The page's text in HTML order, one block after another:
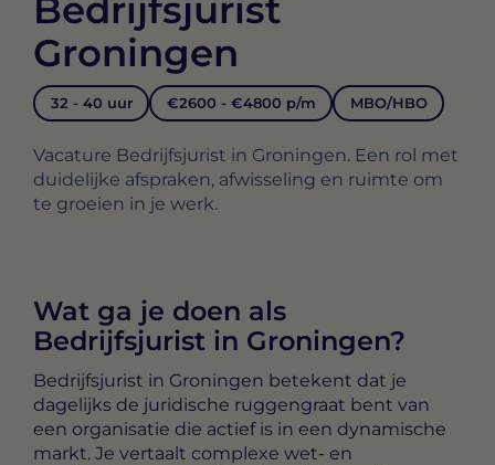
Bedrijfsjurist
Groningen
32 - 40 uur €2600 - €4800 p/m MBO/HBO
Vacature Bedrijfsjurist in Groningen. Een rol met
duidelijke afspraken, afwisseling en ruimte om
te groeien in je werk.
Wat ga je doen als
Bedrijfsjurist in Groningen?
Bedrijfsjurist in Groningen betekent dat je
dagelijks de juridische ruggengraat bent van
een organisatie die actief is in een dynamische
markt. Je vertaalt complexe wet- en